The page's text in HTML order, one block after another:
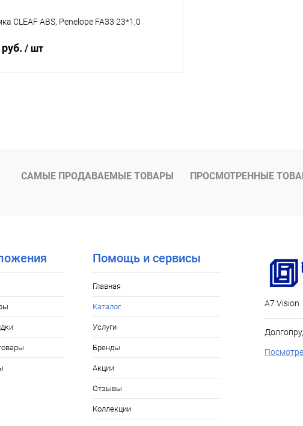
CLEAF ABS, Penelope FA33 23*1,0
/ шт
В наличии
САМЫЕ ПРОДАВАЕМЫЕ ТОВАРЫ ПРОСМОТРЕННЫЕ
Помощь и сервисы
Главная
Каталог
Услуги
Бренды
Акции
Отзывы
Коллекции
А7 Vision